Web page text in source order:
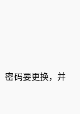
密码要更换，并